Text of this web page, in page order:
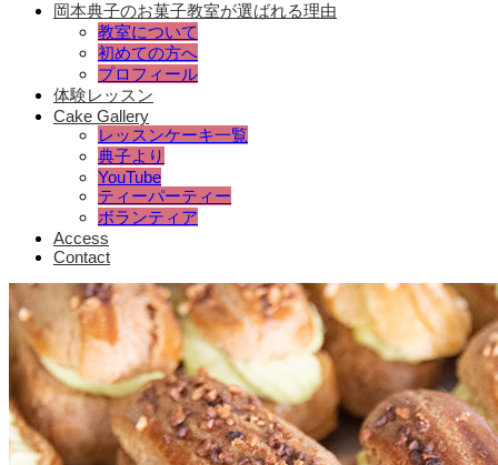
岡本典子のお菓子教室が選ばれる理由
教室について
初めての方へ
プロフィール
体験レッスン
Cake Gallery
レッスンケーキ一覧
典子より
YouTube
ティーパーティー
ボランティア
Access
Contact